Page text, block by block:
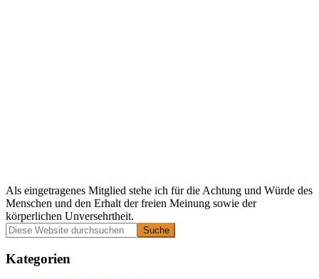
Als eingetragenes Mitglied stehe ich für die Achtung und Würde des
Menschen und den Erhalt der freien Meinung sowie der
körperlichen Unversehrtheit.
Primäre
Seitenleiste
Diese
Website
durchsuchen
Kategorien